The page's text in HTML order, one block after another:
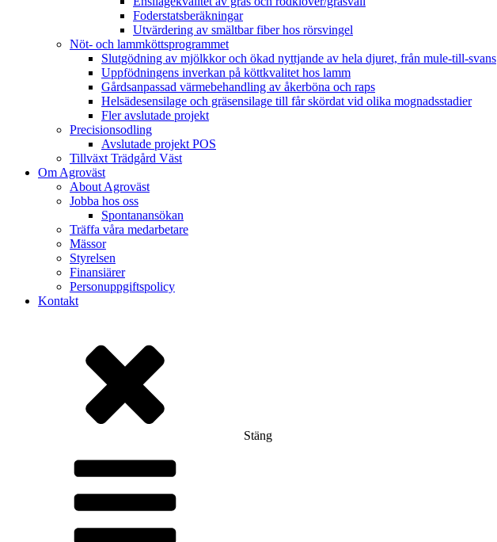
Foderstatsberäkningar
Utvärdering av smältbar fiber hos rörsvingel
Nöt- och lammköttsprogrammet
Slutgödning av mjölkkor och ökad nyttjande av hela djuret, från mule-till-svans
Uppfödningens inverkan på köttkvalitet hos lamm
Gårdsanpassad värmebehandling av åkerböna och raps
Helsädesensilage och gräsensilage till får skördat vid olika mognadsstadier
Fler avslutade projekt
Precisionsodling
Avslutade projekt POS
Tillväxt Trädgård Väst
Om Agroväst
About Agroväst
Jobba hos oss
Spontanansökan
Träffa våra medarbetare
Mässor
Styrelsen
Finansiärer
Personuppgiftspolicy
Kontakt
Stäng